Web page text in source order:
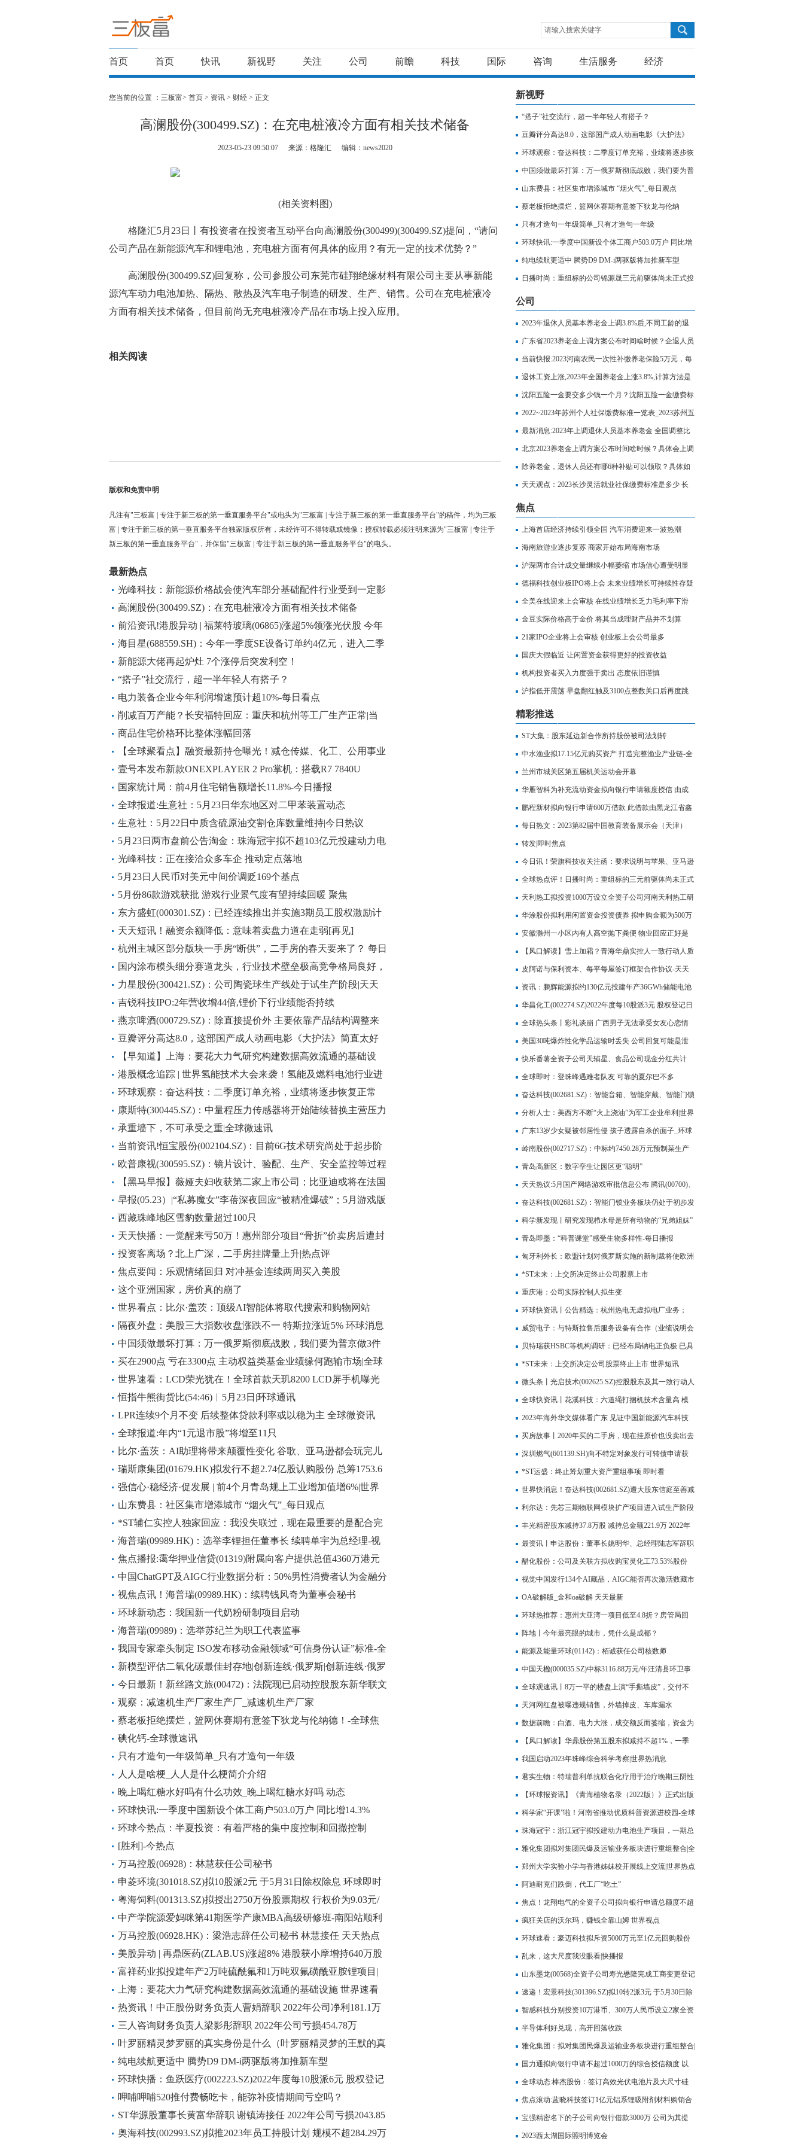
请输入搜索关键字
首页 首页 快讯 新视野 关注 公司 前瞻 科技 国际 咨询 生活服务 经济
您当前的位置 ： 三板富> 首页 > 资讯 > 财经 > 正文
高澜股份(300499.SZ)：在充电桩液冷方面有相关技术储备
2023-05-23 09:50:07 来源：格隆汇 编辑：news2020
(相关资料图)
格隆汇5月23日丨有投资者在投资者互动平台向高澜股份(300499)(300499.SZ)提问，“请问
公司产品在新能源汽车和锂电池，充电桩方面有何具体的应用？有无一定的技术优势？”
高澜股份(300499.SZ)回复称，公司参股公司东莞市硅翔绝缘材料有限公司主要从事新能
源汽车动力电池加热、隔热、散热及汽车电子制造的研发、生产、销售。公司在充电桩液冷
方面有相关技术储备，但目前尚无充电桩液冷产品在市场上投入应用。
相关阅读
版权和免责申明
凡注有"三板富 | 专注于新三板的第一垂直服务平台"或电头为"三板富 | 专注于新三板的第一垂直服务平台"的稿件，均为三板
富 | 专注于新三板的第一垂直服务平台独家版权所有，未经许可不得转载或镜像；授权转载必须注明来源为"三板富 | 专注于
新三板的第一垂直服务平台"，并保留"三板富 | 专注于新三板的第一垂直服务平台"的电头。
最新热点
光峰科技：新能源价格战会使汽车部分基础配件行业受到一定影
响
高澜股份(300499.SZ)：在充电桩液冷方面有相关技术储备
前沿资讯!港股异动 | 福莱特玻璃(06865)涨超5%领涨光伏股 今年
光伏装机规模或超出预期
海目星(688559.SH)：今年一季度SE设备订单约4亿元，进入二季
度以来保持良好的签单趋势 每日时讯
新能源大佬再起炉灶 7个涨停后突发利空！
“搭子”社交流行，超一半年轻人有搭子？
电力装备企业今年利润增速预计超10%-每日看点
削减百万产能？长安福特回应：重庆和杭州等工厂生产正常|当
前热门
商品住宅价格环比整体涨幅回落
【全球聚看点】融资最新持仓曝光！减仓传媒、化工、公用事业
壹号本发布新款ONEXPLAYER 2 Pro掌机：搭载R7 7840U
国家统计局：前4月住宅销售额增长11.8%-今日播报
全球报道:生意社：5月23日华东地区对二甲苯装置动态
生意社：5月22日中质含硫原油交割仓库数量维持|今日热议
5月23日两市盘前公告淘金：珠海冠宇拟不超103亿元投建动力电
池生产项目，诺泰生物与客户签订1.02亿美元合同
光峰科技：正在接洽众多车企 推动定点落地
5月23日人民币对美元中间价调贬169个基点
5月份86款游戏获批 游戏行业景气度有望持续回暖 聚焦
东方盛虹(000301.SZ)：已经连续推出并实施3期员工股权激励计
划 总投入资金超70亿元
天天短讯！融资余额降低：意味着卖盘力道在走弱[再见]
杭州主城区部分版块一手房“断供”，二手房的春天要来了？ 每日
视点
国内涂布模头细分赛道龙头，行业技术壁垒极高竞争格局良好，
新能源锂电高景气驱动业绩持续高增长，燃料电池及钙钛矿电池
等业务将开拓第二成长曲线——5月23日研报挖矿-每日播报
力星股份(300421.SZ)：公司陶瓷球生产线处于试生产阶段|天天
热闻
吉锐科技IPO:2年营收增44倍,锂价下行业绩能否持续
燕京啤酒(000729.SZ)：除直接提价外 主要依靠产品结构调整来
提高吨酒收入-天天观热点
豆瓣评分高达8.0，这部国产成人动画电影《大护法》简直太好
看-即时
【早知道】上海：要花大力气研究构建数据高效流通的基础设
施；美股三大指数涨跌不一，特斯拉涨近5%
港股概念追踪 | 世界氢能技术大会来袭！氢能及燃料电池行业进
入发展快车道(附概念股)
环球观察：奋达科技：二季度订单充裕，业绩将逐步恢复正常
康斯特(300445.SZ)：中量程压力传感器将开始陆续替换主营压力
检测产品中的外购压力传感器
承重墙下，不可承受之重|全球微速讯
当前资讯!恒宝股份(002104.SZ)：目前6G技术研究尚处于起步阶
段
欧普康视(300595.SZ)：镜片设计、验配、生产、安全监控等过程
中有使用智能化工具
【黑马早报】薇娅夫妇收获第二家上市公司；比亚迪或将在法国
建厂；叮咚买菜撤出成都重庆；AI换脸诈骗10分钟骗430万...
早报(05.23）|“私募魔女”李蓓深夜回应“被精准爆破”；5月游戏版
号出炉，这些A股在列；退休人员养老金涨了
西藏珠峰地区雪豹数量超过100只
天天快播：一觉醒来亏50万！惠州部分项目“骨折”价卖房后遭封
盘
投资客离场？北上广深，二手房挂牌量上升|热点评
焦点要闻：乐观情绪回归 对冲基金连续两周买入美股
这个亚洲国家，房价真的崩了
世界看点：比尔·盖茨：顶级AI智能体将取代搜索和购物网站
隔夜外盘：美股三大指数收盘涨跌不一 特斯拉涨近5% 环球消息
中国须做最坏打算：万一俄罗斯彻底战败，我们要为普京做3件
事
买在2900点 亏在3300点 主动权益类基金业绩缘何跑输市场|全球
今热点
世界速看：LCD荣光犹在！全球首款天玑8200 LCD屏手机曝光
恒指牛熊街货比(54:46)︱5月23日|环球通讯
LPR连续9个月不变 后续整体贷款利率或以稳为主 全球微资讯
全球报道:年内“1元退市股”将增至11只
比尔·盖茨：AI助理将带来颠覆性变化 谷歌、亚马逊都会玩完儿
瑞斯康集团(01679.HK)拟发行不超2.74亿股认购股份 总筹1753.6
万港元
强信心·稳经济·促发展 | 前4个月青岛规上工业增加值增6%|世界
讯息
山东费县：社区集市增添城市 “烟火气”_每日观点
*ST辅仁实控人独家回应：我没失联过，现在最重要的是配合完
成企业重整-世界今日讯
海普瑞(09989.HK)：选举李锂担任董事长 续聘单宇为总经理-视
讯
焦点播报:霭华押业信贷(01319)附属向客户提供总值4360万港元
的贷款
中国ChatGPT及AIGC行业数据分析：50%男性消费者认为金融分
析师职业最容易被ChatGPT抢“饭碗”
视焦点讯！海普瑞(09989.HK)：续聘钱风奇为董事会秘书
环球新动态：我国新一代奶粉研制项目启动
海普瑞(09989)：选举苏纪兰为职工代表监事
我国专家牵头制定 ISO发布移动金融领域“可信身份认证”标准-全
球快资讯
新模型评估二氧化碳最佳封存地|创新连线·俄罗斯|创新连线·俄罗
斯 世界最新
今日最新！新丝路文旅(00472)：法院现已启动控股股东新华联文
旅的预重整过程
观察：减速机生产厂家生产厂_减速机生产厂家
蔡老板拒绝摆烂，篮网休赛期有意签下狄龙与伦纳德！-全球焦
点
碘化钙-全球微速讯
只有才造句一年级简单_只有才造句一年级
人人是啥梗_人人是什么梗简介介绍
晚上喝红糖水好吗有什么功效_晚上喝红糖水好吗 动态
环球快讯:一季度中国新设个体工商户503.0万户 同比增14.3%
环球今热点：半夏投资：有着严格的集中度控制和回撤控制
[胜利]-今热点
万马控股(06928)：林慧获任公司秘书
申菱环境(301018.SZ)拟10股派2元 于5月31日除权除息 环球即时
粤海饲料(001313.SZ)拟授出2750万份股票期权 行权价为9.03元/
份_世界快报
中产学院源爱妈咪第41期医学产康MBA高级研修班-南阳站顺利
结束！
万马控股(06928.HK)：梁浩志辞任公司秘书 林慧接任 天天热点
美股异动 | 再鼎医药(ZLAB.US)涨超8% 港股获小摩增持640万股
富祥药业拟投建年产2万吨硫酰氟和1万吨双氟磺酰亚胺锂项目|
世界快播报
上海：要花大力气研究构建数据高效流通的基础设施 世界速看
热资讯！中正股份财务负责人曹娟辞职 2022年公司净利181.1万
三人咨询财务负责人梁影彤辞职 2022年公司亏损454.78万
叶罗丽精灵梦罗丽的真实身份是什么（叶罗丽精灵梦的王默的真
实身份是什么）|环球聚看点
纯电续航更适中 腾势D9 DM-i两驱版将加推新车型
环球快播：鱼跃医疗(002223.SZ)2022年度每10股派6元 股权登记
日为5月26日
呷哺呷哺520推付费畅吃卡，能弥补疫情期间亏空吗？
ST华源股董事长黄富华辞职 谢镇涛接任 2022年公司亏损2043.85
万
奥海科技(002993.SZ)拟推2023年员工持股计划 规模不超284.29万
新视野
“搭子”社交流行，超一半年轻人有搭子？
豆瓣评分高达8.0，这部国产成人动画电影《大护法》
简直太好看-即时
环球观察：奋达科技：二季度订单充裕，业绩将逐步恢
复正常
中国须做最坏打算：万一俄罗斯彻底战败，我们要为普
京做3件事
山东费县：社区集市增添城市 “烟火气”_每日观点
蔡老板拒绝摆烂，篮网休赛期有意签下狄龙与伦纳
德！-全球焦点
只有才造句一年级简单_只有才造句一年级
环球快讯:一季度中国新设个体工商户503.0万户 同比增
14.3%
纯电续航更适中 腾势D9 DM-i两驱版将加推新车型
日播时尚：重组标的公司锦源晟三元前驱体尚未正式投
产|重点聚焦
公司
2023年退休人员基本养老金上调3.8%后,不同工龄的退
休人员能涨多少钱呢？_全球看热讯
广东省2023养老金上调方案公布时间啥时候？企退人员
会上调多少？_世界滚动
当前快报:2023河南农民一次性补缴养老保险5万元，每
月能领取1000元养老金吗？
退休工资上涨,2023年全国养老金上涨3.8%,计算方法是
这样的！
沈阳五险一金要交多少钱一个月？沈阳五险一金缴费标
准2023是多少
2022~2023年苏州个人社保缴费标准一览表_2023苏州五
险一金最低一个月交多少钱？ 天天速看料
最新消息:2023年上调退休人员基本养老金 全国调整比
例按2022年3.8%确定
北京2023养老金上调方案公布时间啥时候？具体会上调
多少？
除养老金，退休人员还有哪6种补贴可以领取？具体如
下！-天天新动态
天天观点：2023长沙灵活就业社保缴费标准是多少 长
沙灵活就业人员社保缴费多少钱
焦点
上海首店经济持续引领全国 汽车消费迎来一波热潮
海南旅游业逐步复苏 商家开始布局海南市场
沪深两市合计成交量继续小幅萎缩 市场信心遭受明显
打击
德福科技创业板IPO将上会 未来业绩增长可持续性存疑
全美在线迎来上会审核 在线业绩增长乏力毛利率下滑
金豆实际价格高于金价 将其当成理财产品并不划算
21家IPO企业将上会审核 创业板上会公司最多
国庆大假临近 让闲置资金获得更好的投资收益
机构投资者买入力度强于卖出 态度依旧谨慎
沪指低开震荡 早盘翻红触及3100点整数关口后再度跳
水
精彩推送
ST大集：股东延边新合作所持股份被司法划转
中水渔业拟17.15亿元购买资产 打造完整渔业产业链-全
球视点
兰州市城关区第五届机关运动会开幕
华雁智科为补充流动资金拟向银行申请额度授信 由成
都中小企业融资担保有限责任公司提供担保
鹏程新材拟向银行申请600万借款 此借款由黑龙江省鑫
正融资担保集团有限公司担保|天天快资讯
每日热文：2023第82届中国教育装备展示会（天津）
转发|即时焦点
今日讯！荣旗科技收关注函：要求说明与苹果、亚马逊
等企业是否有直接及间接的业务联系
全球热点评！日播时尚：重组标的三元前驱体尚未正式
投产
天利热工拟投资1000万设立全资子公司河南天利热工研
究院有限公司 热资讯
华涂股份拟利用闲置资金投资债券 拟申购金额为500万
安徽滁州一小区内有人高空抛下粪便 物业回应正好是
死角
【风口解读】雪上加霜？青海华鼎实控人一致行动人质
押全部持股，扣非连亏12年 环球快报
皮阿诺与保利资本、每平每屋签订框架合作协议-天天
播资讯
资讯：鹏辉能源拟约130亿元投建年产36GWh储能电池
项目
华昌化工(002274.SZ)2022年度每10股派3元 股权登记日
为5月29日
全球热头条丨彩礼谈崩 广西男子无法承受女友心恋情
自杀
美国30吨爆炸性化学品运输时丢失 公司回复可能是泄
露_全球热门
快乐番薯全资子公司天辅星、食品公司现金分红共计
2200万
全球即时：登珠峰遇难者队友 可靠的夏尔巴不多
奋达科技(002681.SZ)：智能音箱、智能穿戴、智能门锁
等产品均有AI技术的加持 天天热头条
分析人士：美西方不断“火上浇油”为军工企业牟利|世界
信息
广东13岁少女疑被邻居性侵 孩子透露自杀的面子_环球
热议
岭南股份(002717.SZ)：中标约7450.28万元预制菜生产
及配送项目(第二次)
青岛高新区：数字孪生让园区更“聪明”
天天热议:5月国产网络游戏审批信息公布 腾讯(00700)、
网易(09999)等公司86款游戏获批
奋达科技(002681.SZ)：智能门锁业务板块仍处于初步发
展阶段，目前产量未到达盈亏平衡点 环球新要闻
科学新发现丨研究发现栉水母是所有动物的“兄弟姐妹”
当前快看
青岛即墨：“科普课堂”感受生物多样性-每日播报
匈牙利外长：欧盟计划对俄罗斯实施的新制裁将使欧洲
公司在俄罗斯以外的出口活动变得困难
*ST未来：上交所决定终止公司股票上市
重庆港：公司实际控制人拟生变
环球快资讯丨公告精选：杭州热电无虚拟电厂业务；
*ST辅仁、*ST未来股票将终止上市
威贸电子：与特斯拉售后服务设备有合作（业绩说明会
全文） 环球热点
贝特瑞获HSBC等机构调研：已经布局钠电正负极 已具
备产业化能力
*ST未来：上交所决定公司股票终止上市 世界短讯
微头条丨光启技术(002625.SZ)控股股东及其一致行动人
完成减持1.22%股份
全球快资讯丨花溪科技：六道绳打捆机技术含量高 模
仿难度大（业绩说明会全文）
2023年海外华文媒体看广东 见证中国新能源汽车科技
创新的强大实力|今亮点
买房故事丨2020年买的二手房，现在挂原价也没卖出去
焦点观察
深圳燃气(601139.SH)向不特定对象发行可转债申请获
上交所上市审核委员会审议通过 环球快播报
*ST运盛：终止筹划重大资产重组事项 即时看
世界快消息！奋达科技(002681.SZ)遭大股东信庭至善减
持2%股份
利尔达：先芯三期物联网模块扩产项目进入试生产阶段
（业绩说明会全文） 全球速讯
丰光精密股东减持37.8万股 减持总金额221.9万 2022年
公司净利7318.44万
最资讯丨申达股份：董事长姚明华、总经理陆志军辞职
醋化股份：公司及关联方拟收购宝灵化工73.53%股份
全球新要闻
视觉中国发行134个AI藏品，AIGC能否再次激活数藏市
场？ 当前速读
OA破解版_金和oa破解 天天最新
环球热推荐：惠州大亚湾一项目低至4.8折？房管局回
应：系误读，装修和毛坯不一样
阵地丨今年最亮眼的城市，凭什么是成都？
能源及能量环球(01142)：栢诚获任公司核数师
中国天楹(000035.SZ)中标3116.88万元/年汪清县环卫事
业改革暨城乡环卫市场化运营项目
全球观速讯丨8万一平的楼盘上演“手撕墙皮”，交付不
到半年却问题频现
天河网红盘被曝违规销售，外墙掉皮、车库漏水
数据前瞻：白酒、电力大涨，成交额反而萎缩，资金为
何不敢进场？
【风口解读】华鼎股份第五股东拟减持不超1%，一季
度扣非净亏超213万
我国启动2023年珠峰综合科学考察|世界热消息
君实生物：特瑞普利单抗联合化疗用于治疗晚期三阴性
乳腺癌的新适应症上市申请获得受理-焦点精选
【环球报资讯】《青海植物名录（2022版）》正式出版
科学家“开课”啦！河南省推动优质科普资源进校园-全球
最资讯
珠海冠宇：浙江冠宇拟投建动力电池生产项目，一期总
投资额不超过103亿
雅化集团拟对集团民爆及运输业务板块进行重组整合|全
球快资讯
郑州大学实验小学与香港姊妹校开展线上交流|世界热点
阿迪耐克们跌倒，代工厂“吃土”
焦点！龙翔电气的全资子公司拟向银行申请总额度不超
过700万的综合授信额度
疯狂关店的沃尔玛，赚钱全靠山姆 世界视点
环球速看：豪迈科技拟斥资5000万元至1亿元回购股份
乱来，这大尺度我没眼看|快播报
山东墨龙(00568)全资子公司寿光懋隆完成工商变更登记
并换领营业执照|天天播资讯
速递！宏景科技(301396.SZ)拟10转2派3元 于5月30日除
权除息
智感科技分别投资10万港币、300万人民币设立2家全资
子公司 投资20万人民币参股设立光禾爱科技|全球视点
半导体利好兑现，高开回落收跌
雅化集团：拟对集团民爆及运输业务板块进行重组整合|
全球热头条
国力通拟向银行申请不超过1000万的综合授信额度 以
专利质押担保 天天即时
全球动态:棒杰股份：签订高效光伏电池片及大尺寸硅
片切片项目投资协议
焦点滚动:蓝晓科技签订1亿元铝系锂吸附剂材料购销合
同
宝强精密名下的子公司向银行借款3000万 公司为其提
供连带保证
2023西太湖国际照明博览会